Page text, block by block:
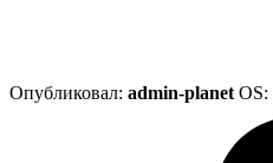
Опубликовал: admin-planet ОS: